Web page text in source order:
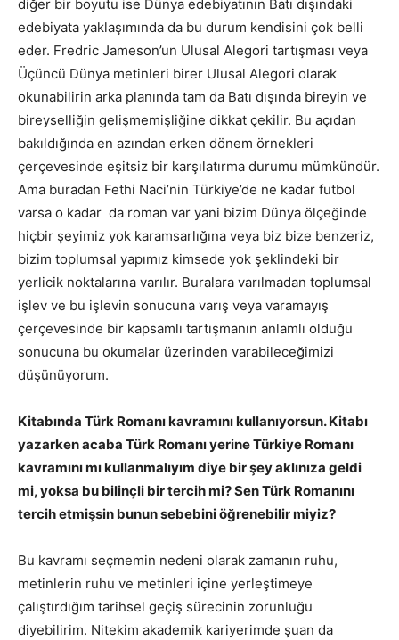
diğer bir boyutu ise Dünya edebiyatının Batı dışındaki
edebiyata yaklaşımında da bu durum kendisini çok belli
eder. Fredric Jameson’un Ulusal Alegori tartışması veya
Üçüncü Dünya metinleri birer Ulusal Alegori olarak
okunabilirin arka planında tam da Batı dışında bireyin ve
bireyselliğin gelişmemişliğine dikkat çekilir. Bu açıdan
bakıldığında en azından erken dönem örnekleri
çerçevesinde eşitsiz bir karşılatırma durumu mümkündür.
Ama buradan Fethi Naci’nin Türkiye’de ne kadar futbol
varsa o kadar da roman var yani bizim Dünya ölçeğinde
hiçbir şeyimiz yok karamsarlığına veya biz bize benzeriz,
bizim toplumsal yapımız kimsede yok şeklindeki bir
yerlicik noktalarına varılır. Buralara varılmadan toplumsal
işlev ve bu işlevin sonucuna varış veya varamayış
çerçevesinde bir kapsamlı tartışmanın anlamlı olduğu
sonucuna bu okumalar üzerinden varabileceğimizi
düşünüyorum.
Kitabında Türk Romanı kavramını kullanıyorsun. Kitabı
yazarken acaba Türk Romanı yerine Türkiye Romanı
kavramını mı kullanmalıyım diye bir şey aklınıza geldi
mi, yoksa bu bilinçli bir tercih mi? Sen Türk Romanını
tercih etmişsin bunun sebebini öğrenebilir miyiz?
Bu kavramı seçmemin nedeni olarak zamanın ruhu,
metinlerin ruhu ve metinleri içine yerleştimeye
çalıştırdığım tarihsel geçiş sürecinin zorunluğu
diyebilirim. Nitekim akademik kariyerimde şuan da